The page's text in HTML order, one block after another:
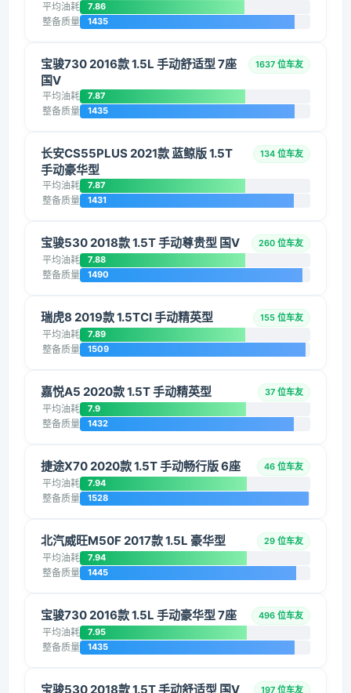
平均油耗 7.86
整备质量 1435
宝骏730 2016款 1.5L 手动舒适型 7座
国V
1637 位车友
平均油耗 7.87
整备质量 1435
长安CS55PLUS 2021款 蓝鲸版 1.5T
手动豪华型
134 位车友
平均油耗 7.87
整备质量 1431
宝骏530 2018款 1.5T 手动尊贵型 国V 260 位车友
平均油耗 7.88
整备质量 1490
瑞虎8 2019款 1.5TCI 手动精英型 155 位车友
平均油耗 7.89
整备质量 1509
嘉悦A5 2020款 1.5T 手动精英型 37 位车友
平均油耗 7.9
整备质量 1432
捷途X70 2020款 1.5T 手动畅行版 6座 46 位车友
平均油耗 7.94
整备质量 1528
北汽威旺M50F 2017款 1.5L 豪华型 29 位车友
平均油耗 7.94
整备质量 1445
宝骏730 2016款 1.5L 手动豪华型 7座 496 位车友
平均油耗 7.95
整备质量 1435
宝骏530 2018款 1.5T 手动舒适型 国V 197 位车友